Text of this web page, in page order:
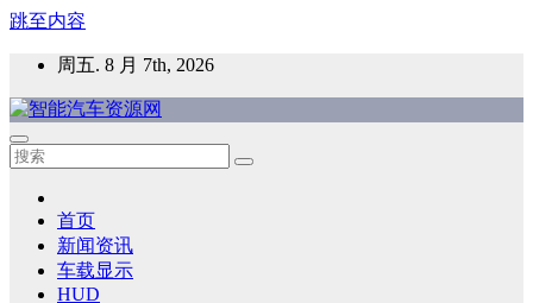
跳至内容
周五. 8 月 7th, 2026
智能汽车资源网
智能表面，智能内饰，新能源汽车，HMI，人车交互，智能车
首页
新闻资讯
车载显示
HUD